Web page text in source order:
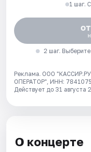
1 шаг.
2 шаг.
Реклама. ООО
ОПЕРАТОР", ИНН:
Действует до 31 августа
О концерте